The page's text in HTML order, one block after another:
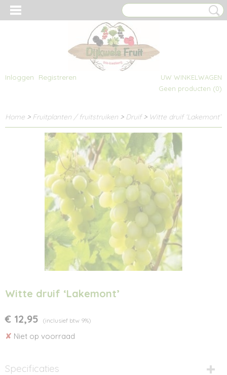
Inloggen Registreren
UW WINKELWAGEN
Geen producten (0)
Home > Fruitplanten / fruitstruiken > Druif> Witte druif ‘Lakemont’
Witte druif ‘Lakemont’
€ 12,95
(inclusief btw 9%)
✘ Niet op voorraad
Specificaties